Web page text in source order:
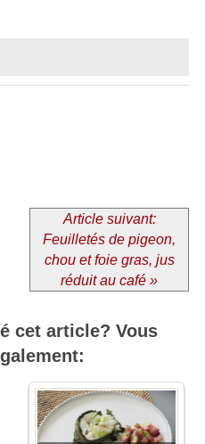
Article suivant:
Feuilletés de pigeon,
chou et foie gras, jus
réduit au café »
cet article? Vous